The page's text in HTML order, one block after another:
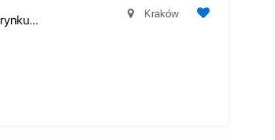
Oferujemy, najbezpieczniejsze i najbardziej niezawodne na rynku, duńskie... Kraków